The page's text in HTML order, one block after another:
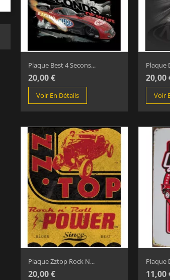
Plaque Best 4 Secons...
20,00 €
Voir En Détails
Plaque
20,00
Voir
Plaque Zztop Rock N...
20,00 €
Plaque
11,00